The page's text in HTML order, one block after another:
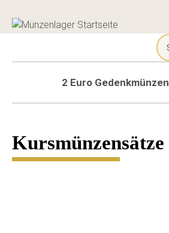
2 Euro Gedenkmünzen
Kursmünzensätze